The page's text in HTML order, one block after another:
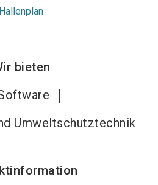
Hallenplan
bieten
Umweltschutztechnik